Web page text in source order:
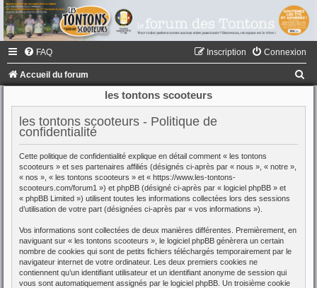
FAQ Connexion
Inscription
Accueil du forum
les tontons scooteurs
les tontons scooteurs - Politique de
confidentialité
Cette politique de confidentialité explique en détail comment « les tontons
scooteurs » et ses partenaires affiliés (désignés ci-après par « nous », « notre »,
« nos », « les tontons scooteurs » et « https://www.les-tontons-
scooteurs.com/forum1 ») et phpBB (désigné ci-après par « logiciel phpBB » et
« phpBB Limited ») utilisent toutes les informations collectées lors des sessions
d’utilisation de votre part (désignées ci-après par « vos informations »).
Vos informations sont collectées de deux manières différentes. Premièrement, en
naviguant sur « les tontons scooteurs », le logiciel phpBB génèrera un certain
nombre de cookies qui sont de petits fichiers téléchargés temporairement par le
navigateur internet de votre ordinateur. Les deux premiers cookies ne
contiennent qu’un identifiant utilisateur et un identifiant anonyme de session qui
vous sont automatiquement assignés par le logiciel phpBB. Un troisième cookie